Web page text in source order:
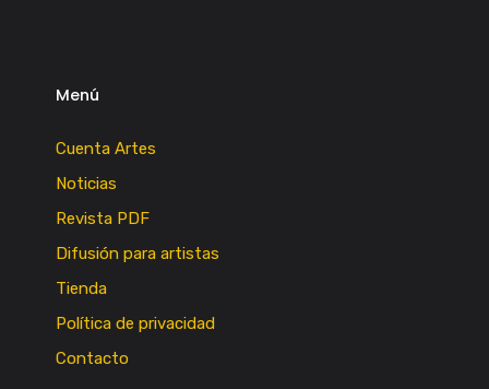
Menú
Cuenta Artes
Noticias
Revista PDF
Difusión para artistas
Tienda
Política de privacidad
Contacto